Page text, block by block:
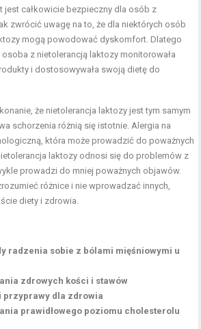
jest całkowicie bezpieczny dla osób z
zwrócić uwagę na to, że dla niektórych osób
mogą powodować dyskomfort. Dlatego
z nietolerancją laktozy monitorowała
i dostosowywała swoją dietę do
że nietolerancja laktozy jest tym samym
schorzenia różnią się istotnie. Alergia na
która może prowadzić do poważnych
laktozy odnosi się do problemów z
prowadzi do mniej poważnych objawów.
różnice i nie wprowadzać innych,
diety i zdrowia.
radzenia sobie z bólami mięśniowymi u
zdrowych kości i stawów
przyprawy dla zdrowia
prawidłowego poziomu cholesterolu